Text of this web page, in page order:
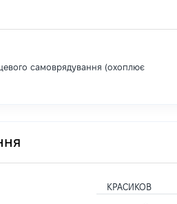
самоврядування (охоплює
КРАСИКОВ